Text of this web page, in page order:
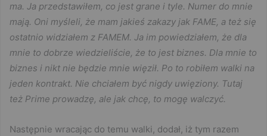
ma. Ja przedstawiłem, co jest grane i tyle. Numer do mnie
mają. Oni myśleli, że mam jakieś zakazy jak FAME, a też się
ostatnio widziałem z FAMEM. Ja im powiedziałem, że dla
mnie to dobrze wiedzieliście, że to jest biznes. Dla mnie to
biznes i nikt nie będzie mnie więził. Po to robiłem walki na
jeden kontrakt. Nie chciałem być nigdy uwięziony. Tutaj
też Prime prowadzę, ale jak chcę, to mogę walczyć.
Następnie wracając do temu walki, dodał, iż tym razem